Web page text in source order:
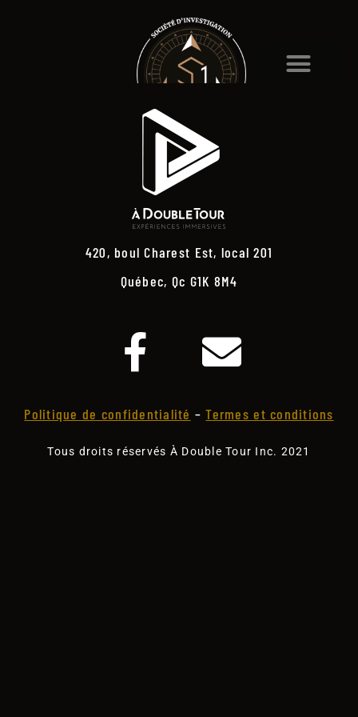
420, boul Charest Est, local 201
Québec, Qc G1K 8M4
Politique de confidentialité –Termes et conditions
Tous droits réservés À Double Tour Inc. 2021